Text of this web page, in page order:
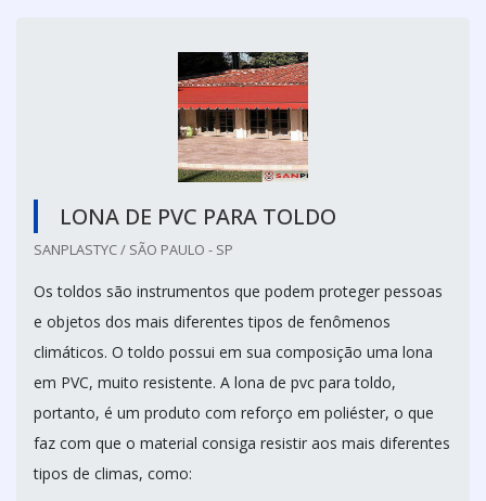
LONA DE PVC PARA TOLDO
SANPLASTYC / SÃO PAULO - SP
Os toldos são instrumentos que podem proteger pessoas
e objetos dos mais diferentes tipos de fenômenos
climáticos. O toldo possui em sua composição uma lona
em PVC, muito resistente. A lona de pvc para toldo,
portanto, é um produto com reforço em poliéster, o que
faz com que o material consiga resistir aos mais diferentes
tipos de climas, como: